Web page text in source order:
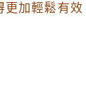
加輕鬆有效